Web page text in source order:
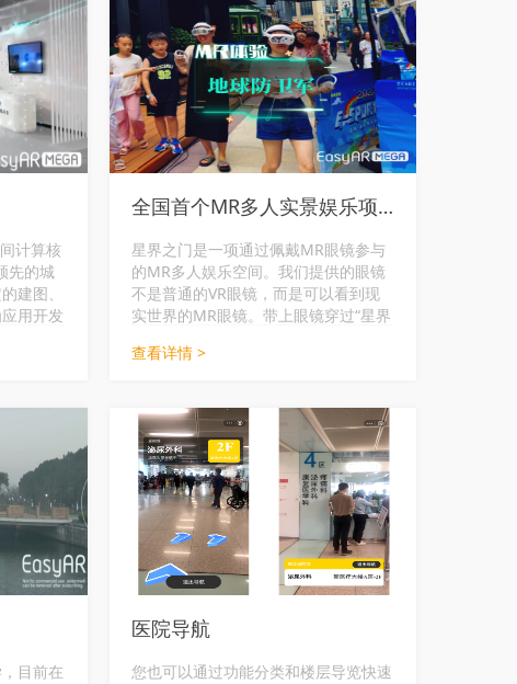
计算核
先的城
建图、
用开发
方案。
上海红
商业中
展示各
、AR
饰、静
力文旅
全国首个MR多人实景娱乐项目
星界之门是一项通过佩戴MR眼镜参与
的MR多人娱乐空间。我们提供的眼镜
不是普通的VR眼镜，而是可以看到现
实世界的MR眼镜。带上眼镜穿过“星界
平行宇宙，一起组队冒险，拯救，探
查看详情 >
目前在
医院导航
您也可以通过功能分类和楼层导览快速